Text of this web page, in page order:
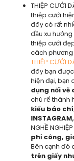
THIỆP CƯỚI
thiệp cưới
đây có rất
đầu xu
thiệp cưới
cách
THIỆP CƯỚI
đây bạn
hiện đại, bạn
dụng nối vẽ
chú rể thành
kiểu báo
NGHỀ
phi công,
Bên cạnh đó
trên giấy